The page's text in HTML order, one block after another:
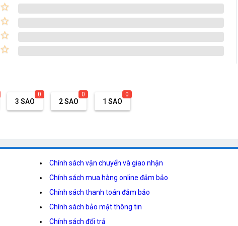
star_border
star_border
star_border
star_border
3 SAO
0
2 SAO
0
1 SAO
0
Chính sách vận chuyển và giao nhận
Chính sách mua hàng online đảm bảo
Chính sách thanh toán đảm bảo
Chính sách bảo mật thông tin
Chính sách đổi trả